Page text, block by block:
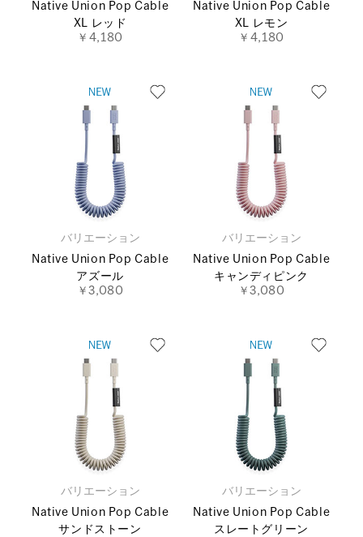
Native Union Pop Cable
XL レッド
￥4,180
Native Union Pop Cable
XL レモン
￥4,180
バリエーション
Native Union Pop Cable
アズール
￥3,080
バリエーション
Native Union Pop Cable
キャンディピンク
￥3,080
バリエーション
Native Union Pop Cable
サンドストーン
バリエーション
Native Union Pop Cable
スレートグリーン